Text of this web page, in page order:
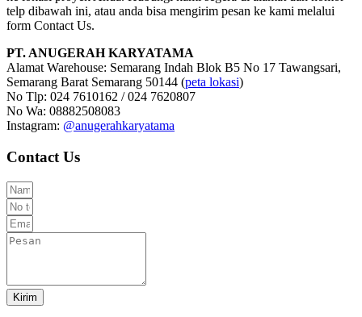
telp dibawah ini, atau anda bisa mengirim pesan ke kami melalui
form Contact Us.
PT. ANUGERAH KARYATAMA
Alamat Warehouse: Semarang Indah Blok B5 No 17 Tawangsari,
Semarang Barat Semarang 50144 (peta lokasi)
No Tlp: 024 7610162 / 024 7620807
No Wa: 08882508083
Instagram: @anugerahkaryatama
Contact Us
Kirim